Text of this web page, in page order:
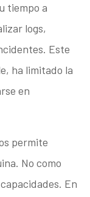
tiempo a
logs,
Este
ha limitado la
en
permite
No como
En